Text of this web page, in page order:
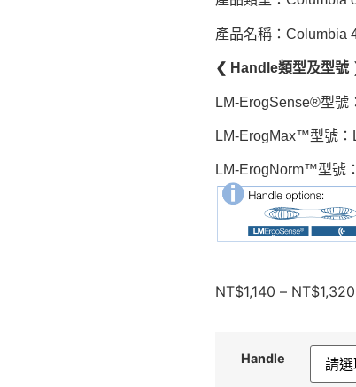
產品名稱：Columbia
❮ Handle類型及型號
LM-ErogSense®型號
LM-ErogMax™型號：
LM-ErogNorm™型號
NT$1,140 – NT$1,320
Handle